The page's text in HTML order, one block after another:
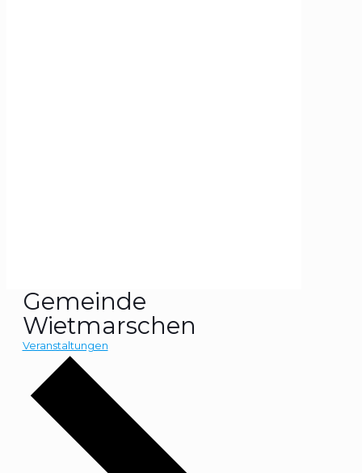
Gemeinde
Wietmarschen
Veranstaltungen